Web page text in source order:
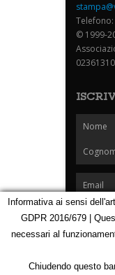
© 1999-
Homepage
Informativa ai sensi
GDPR 2016/679 |
necessari al
Chiudendo questo